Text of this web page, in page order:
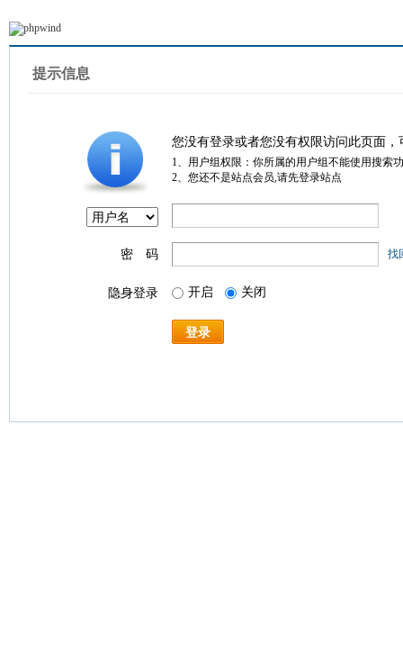
提示信息
您没有登录或者您没有权限访问此页面
1、用户组权限：你所属的用户组不能使用搜索
2、您还不是站点会员,请先登录站点
密 码 找
隐身登录 开启 关闭
登录